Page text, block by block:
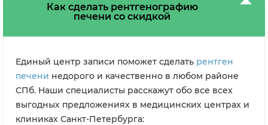
Как сделать рентгенографию
печени со скидкой
Единый центр записи поможет сделать рентген
печени недорого и качественно в любом районе
СПб. Наши специалисты расскажут обо все всех
выгодных предложениях в медицинских центрах и
клиниках Санкт-Петербурга: